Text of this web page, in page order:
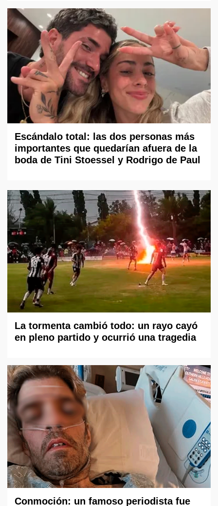
Escándalo total: las dos personas más
importantes que quedarían afuera de la
boda de Tini Stoessel y Rodrigo de Paul
La tormenta cambió todo: un rayo cayó
en pleno partido y ocurrió una tragedia
Conmoción: un famoso periodista fue